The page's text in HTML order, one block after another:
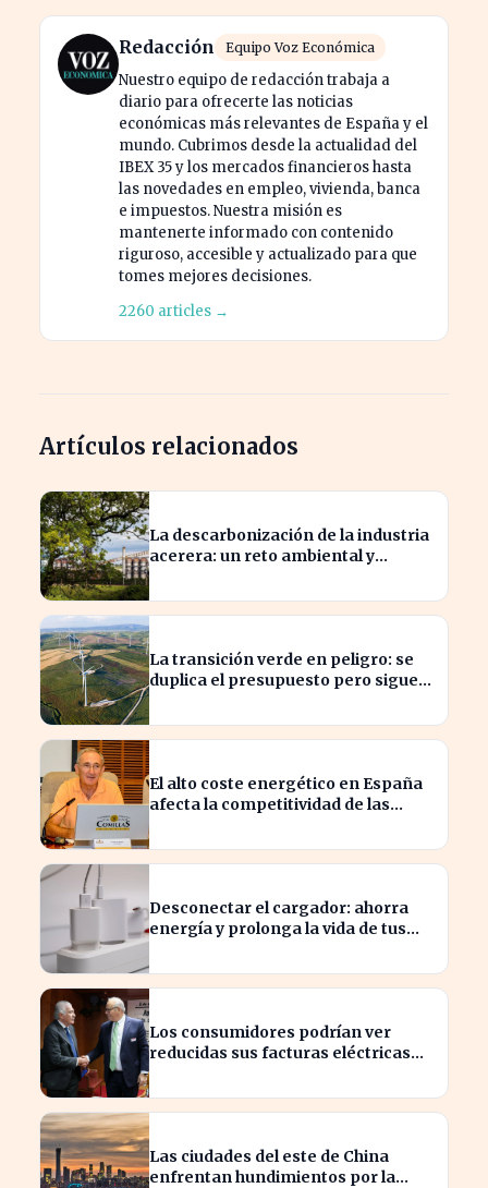
Redacción Equipo Voz Económica
Nuestro equipo de redacción trabaja a
diario para ofrecerte las noticias
económicas más relevantes de España y el
mundo. Cubrimos desde la actualidad del
IBEX 35 y los mercados financieros hasta
las novedades en empleo, vivienda, banca
e impuestos. Nuestra misión es
mantenerte informado con contenido
riguroso, accesible y actualizado para que
tomes mejores decisiones.
2260 articles →
Artículos relacionados
La descarbonización de la industria
acerera: un reto ambiental y
La transición verde en peligro: se
duplica el presupuesto pero sigue
El alto coste energético en España
afecta la competitividad de las
Desconectar el cargador: ahorra
energía y prolonga la vida de tus
Los consumidores podrían ver
reducidas sus facturas eléctricas
para Iberdrola y Endesa.
Las ciudades del este de China
enfrentan hundimientos por la